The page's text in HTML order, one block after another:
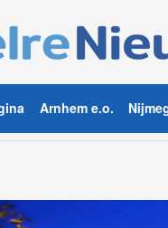
Arnhem e.o.